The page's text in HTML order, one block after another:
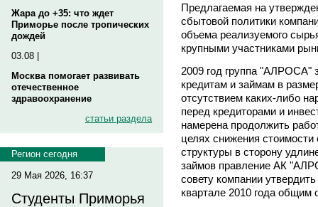
Жара до +35: что ждет
Приморье после тропических
дождей
03.08 |
Москва помогает развивать
отечественное
здравоохранение
статьи раздела
Регион сегодня
29 Мая 2026, 16:37
Студенты Приморья
Предлагаемая на
сбытовой политики
объема реализуемого
крупными участниками
2009 год группа "АЛРОСА"
кредитам и займам в
отсутствием каких-либо
перед кредиторами и
намерена продолжить
целях снижения
структуры в сторону
займов правление АК
совету компании
квартале 2010 года